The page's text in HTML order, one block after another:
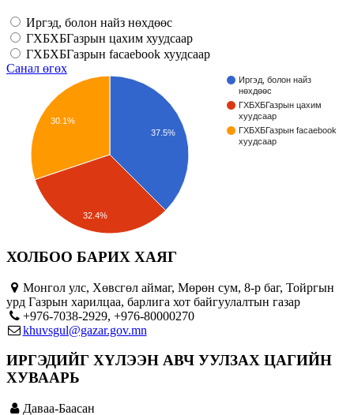
Иргэд, болон найз нөхдөөс
ГХБХБГазрын цахим хуудсаар
ГХБХБГазрын facaebook хуудсаар
Санал өгөх
Иргэд, болон найз
нөхдөөс
ГХБХБГазрын цахим
хуудсаар
ГХБХБГазрын facaebook
хуудсаар
37.5%
30.1%
32.4%
ХОЛБОО БАРИХ ХАЯГ
Монгол улс, Хөвсгөл аймаг, Мөрөн сум, 8-р баг, Тойргын
урд Газрын харилцаа, барлига хот байгуулалтын газар
+976-7038-2929, +976-80000270
khuvsgul@gazar.gov.mn
ИРГЭДИЙГ ХҮЛЭЭН АВЧ УУЛЗАХ ЦАГИЙН
ХУВААРЬ
Даваа-Баасан